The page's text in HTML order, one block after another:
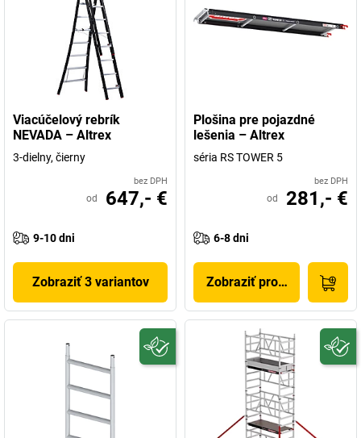
Viacúčelový rebrík
NEVADA – Altrex
3-dielny, čierny
bez DPH
od 647,- €
9-10 dni
Zobraziť 3 variantov
Plošina pre pojazdné
lešenia – Altrex
séria RS TOWER 5
bez DPH
od 281,- €
6-8 dni
Zobraziť produkt